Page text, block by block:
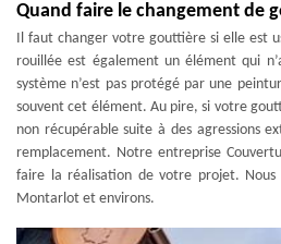
Quand faire le changement de
Il faut changer votre gouttière si elle est
rouillée est également un élément qui
système n’est pas protégé par une
souvent cet élément. Au pire, si votre
non récupérable suite à des agressions
remplacement. Notre entreprise
faire la réalisation de votre projet. Nous
Montarlot et environs.